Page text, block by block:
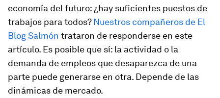
economía del futuro: ¿hay suficientes puestos de
trabajos para todos?Nuestros compañeros de El
Blog Salmón trataron de responderse en este
artículo. Es posible que sí: la actividad o la
demanda de empleos que desaparezca de una
parte puede generarse en otra. Depende de las
dinámicas de mercado.